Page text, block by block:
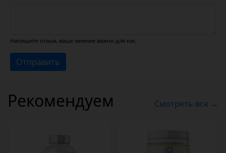
Напишите отзыв, ваше мнение важно для нас.
Отправить
Рекомендуем Смотреть все →